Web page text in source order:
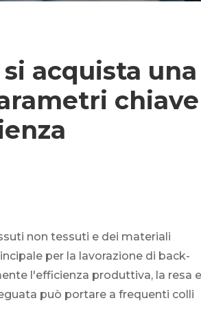
acquista una
chiave
non tessuti e dei materiali
per la lavorazione di back-
l'efficienza produttiva, la resa e
può portare a frequenti colli